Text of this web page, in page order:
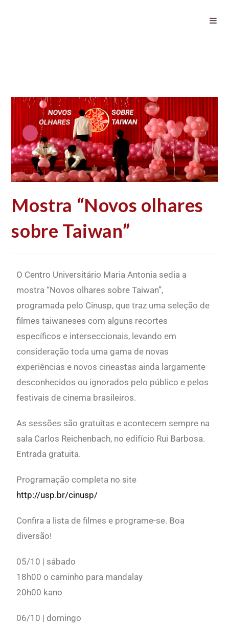
Mostra “Novos olhares
sobre Taiwan”
O Centro Universitário Maria Antonia sedia a
mostra “Novos olhares sobre Taiwan”,
programada pelo Cinusp, que traz uma seleção de
filmes taiwaneses com alguns recortes
específicos e interseccionais, levando em
consideração toda uma gama de novas
experiências e novos cineastas ainda largamente
desconhecidos ou ignorados pelo público e pelos
festivais de cinema brasileiros.
As sessões são gratuitas e acontecem sempre na
sala Carlos Reichenbach, no edifício Rui Barbosa.
Entrada gratuita.
Programação completa no site
http://usp.br/cinusp/
Confira a lista de filmes e programe-se. Boa
diversão!
05/10 | sábado
18h00 o caminho para mandalay
20h00 kano
06/10 | domingo